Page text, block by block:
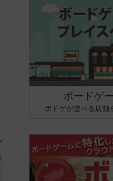
ボードゲ
ボドゲが遊べる店舗